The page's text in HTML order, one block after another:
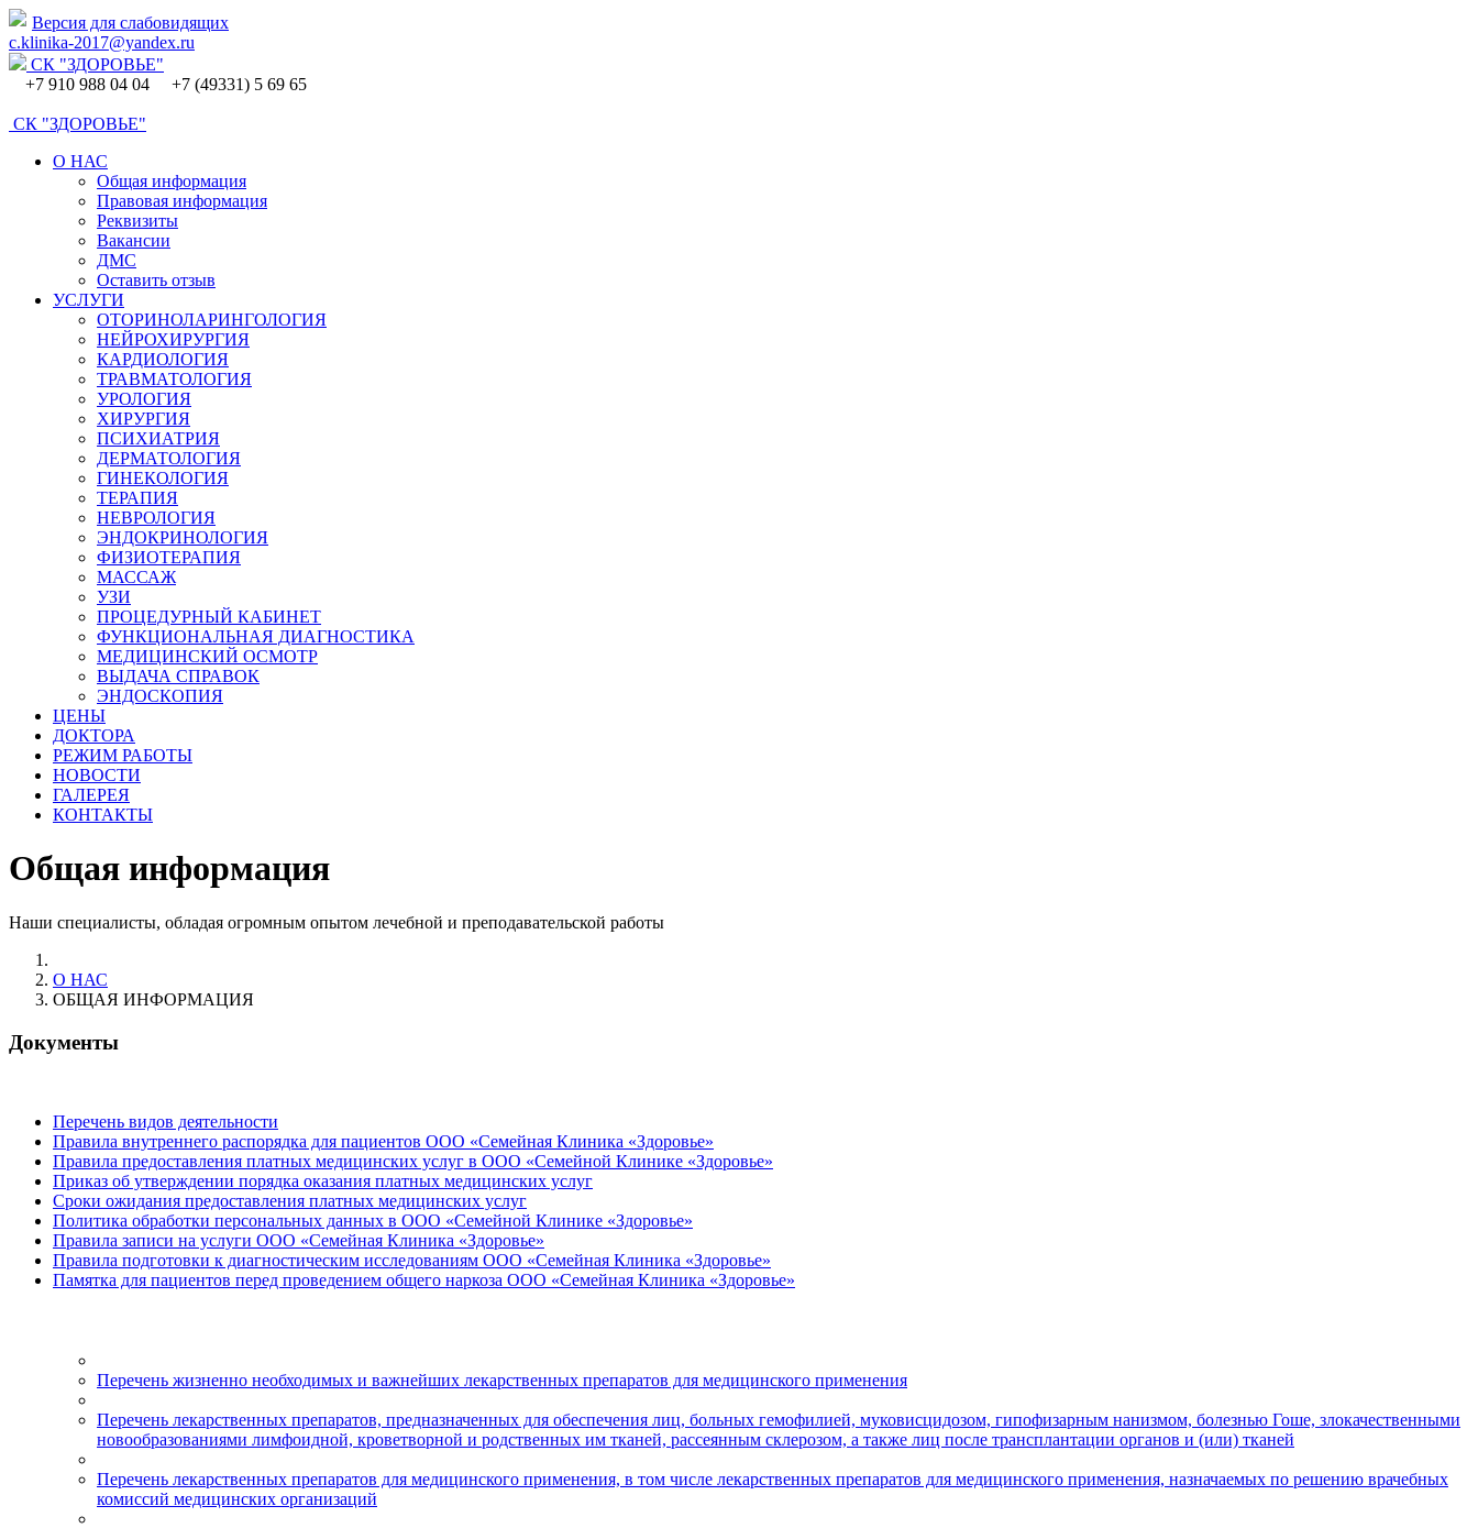
Версия для слабовидящих
c.klinika-2017@yandex.ru
СК "ЗДОРОВЬЕ"
+7 910 988 04 04 +7 (49331) 5 69 65
СК "ЗДОРОВЬЕ"
О НАС
Общая информация
Правовая информация
Реквизиты
Вакансии
ДМС
Оставить отзыв
УСЛУГИ
ОТОРИНОЛАРИНГОЛОГИЯ
НЕЙРОХИРУРГИЯ
КАРДИОЛОГИЯ
ТРАВМАТОЛОГИЯ
УРОЛОГИЯ
ХИРУРГИЯ
ПСИХИАТРИЯ
ДЕРМАТОЛОГИЯ
ГИНЕКОЛОГИЯ
ТЕРАПИЯ
НЕВРОЛОГИЯ
ЭНДОКРИНОЛОГИЯ
ФИЗИОТЕРАПИЯ
МАССАЖ
УЗИ
ПРОЦЕДУРНЫЙ КАБИНЕТ
ФУНКЦИОНАЛЬНАЯ ДИАГНОСТИКА
МЕДИЦИНСКИЙ ОСМОТР
ВЫДАЧА СПРАВОК
ЭНДОСКОПИЯ
ЦЕНЫ
ДОКТОРА
РЕЖИМ РАБОТЫ
НОВОСТИ
ГАЛЕРЕЯ
КОНТАКТЫ
Общая информация
Наши специалисты, обладая огромным опытом лечебной и преподавательской работы
О НАС
ОБЩАЯ ИНФОРМАЦИЯ
Документы
Перечень видов деятельности
Правила внутреннего распорядка для пациентов ООО «Семейная Клиника «Здоровье»
Правила предоставления платных медицинских услуг в ООО «Семейной Клинике «Здоровье»
Приказ об утверждении порядка оказания платных медицинских услуг
Сроки ожидания предоставления платных медицинских услуг
Политика обработки персональных данных в ООО «Семейной Клинике «Здоровье»
Правила записи на услуги ООО «Семейная Клиника «Здоровье»
Правила подготовки к диагностическим исследованиям ООО «Семейная Клиника «Здоровье»
Памятка для пациентов перед проведением общего наркоза ООО «Семейная Клиника «Здоровье»
Перечень жизненно необходимых и важнейших лекарственных препаратов для медицинского применения
Перечень лекарственных препаратов, предназначенных для обеспечения лиц, больных гемофилией, муковисцидозом, гипофизарным нанизмом, болезнью Гоше, злокачественными
новообразованиями лимфоидной, кроветворной и родственных им тканей, рассеянным склерозом, а также лиц после трансплантации органов и (или) тканей
Перечень лекарственных препаратов для медицинского применения, в том числе лекарственных препаратов для медицинского применения, назначаемых по решению врачебных
комиссий медицинских организаций